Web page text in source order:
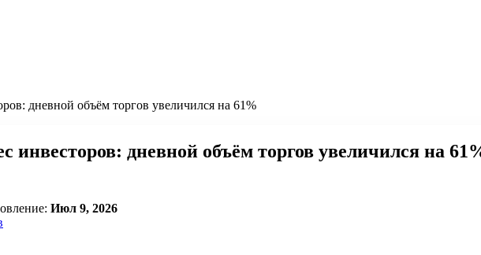
дневной объём торгов увеличился на 61%
инвесторов: дневной объём торгов увеличился на
Июл 9, 2026